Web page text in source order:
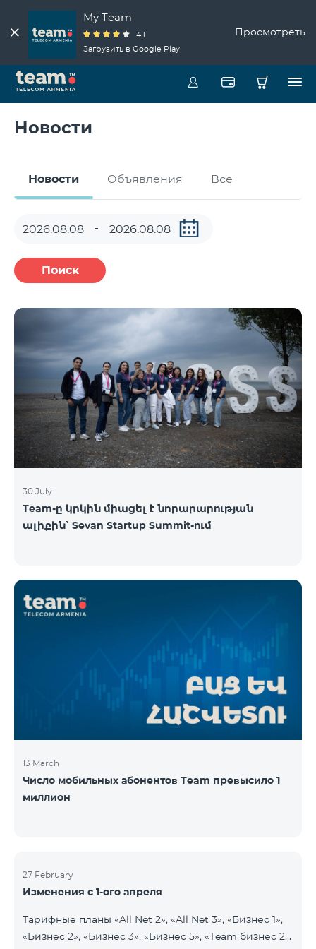
My Team
4.1
Загрузить в Google Play
Просмотреть
Новости
Новости Объявления Все
Поиск
30 July
Team-ը կրկին միացել է նորարարության
ալիքին՝ Sevan Startup Summit-ում
13 March
Число мобильных абонентов Team превысило 1
миллион
27 February
Изменения с 1-ого апреля
Тарифные планы «All Net 2», «All Net 3», «Бизнес 1»,
«Бизнес 2», «Бизнес 3», «Бизнес 5», «Team бизнес 2»,